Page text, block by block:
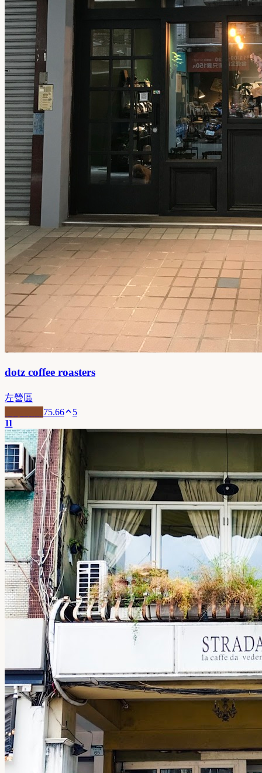
dotz coffee roasters
左營區
75.66
5
11